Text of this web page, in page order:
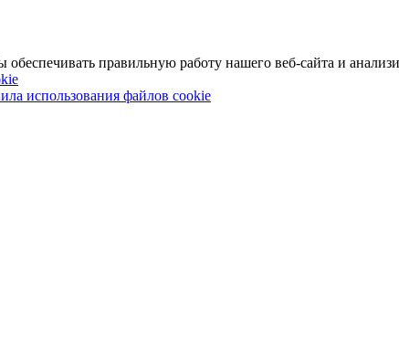
правильную работу нашего веб-сайта и
использования файлов cookie